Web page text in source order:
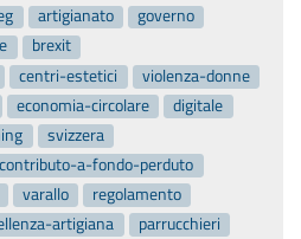
artigianato
governo
brexit
centri-estetici
violenza-donne
economia-circolare
digitale
svizzera
contributo-a-fondo-perduto
varallo
regolamento
artigiana
parrucchieri